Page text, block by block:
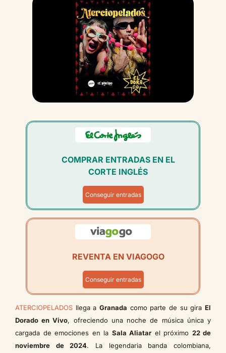
COMPRAR ENTRADAS EN EL
CORTE INGLÉS
Conseguir entradas
REVENTA EN VIAGOGO
Conseguir entradas
ATERCIOPELADOS llega a Granada como parte de su gira El
Dorado en Vivo, ofreciendo una noche de música única y
cargada de emociones en la Sala Aliatar el próximo 22 de
noviembre de 2024. La legendaria banda colombiana,